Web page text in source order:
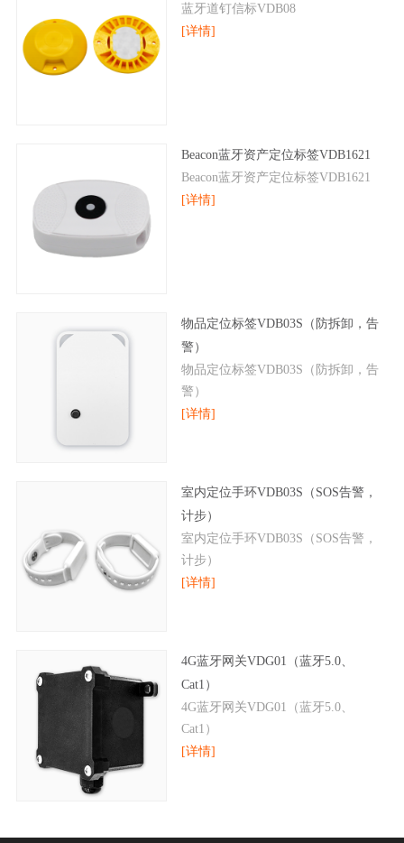
蓝牙道钉信标VDB08
[详情]
​Beacon蓝牙资产定位标签VDB1621
​Beacon蓝牙资产定位标签VDB1621
[详情]
物品定位标签VDB03S（防拆卸，告
警）
物品定位标签VDB03S（防拆卸，告
警）
[详情]
室内定位手环VDB03S（SOS告警，
计步）
室内定位手环VDB03S（SOS告警，
计步）
[详情]
4G蓝牙网关VDG01（蓝牙5.0、
Cat1）
4G蓝牙网关VDG01（蓝牙5.0、
Cat1）
[详情]